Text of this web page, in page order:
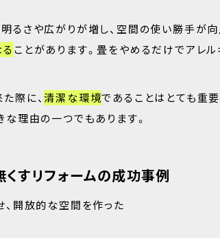
るさや広がりが増し、空間の使い勝手が向
ことがあります。畳をやめるだけでアレ
際に、清潔な環境であることはとても重
な理由の一つでもあります。
くすリフォームの成功事例
開放的な空間を作った